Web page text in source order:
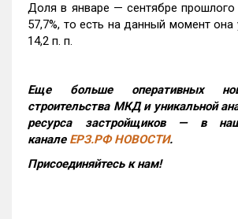
Доля в январе — сентябре прошлого
57,7%, то есть на данный момент
14,2 п. п.
Еще больше оперативных
строительства МКД и уникальной
ресурса застройщиков — в
канале ЕРЗ.РФ НОВОСТИ.
Присоединяйтесь к нам!